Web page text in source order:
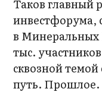
Таков главный
инвестфорума,
в Минеральных
тыс.
сквозной
путь.